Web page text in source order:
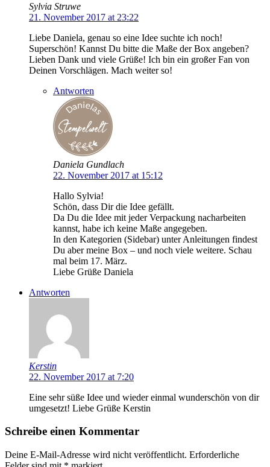
Sylvia Struwe
21. November 2017 at 23:22
Liebe Daniela, genau so eine Idee suchte ich noch!
Superschön! Kannst Du bitte die Maße der Box angeben?
Lieben Dank und viele Grüße! Ich bin ein großer Fan von
Deinen Vorschlägen. Mach weiter so!
Antworten
Daniela Gundlach
22. November 2017 at 15:12
Hallo Sylvia!
Schön, dass Dir die Idee gefällt.
Da Du die Idee mit jeder Verpackung nacharbeiten
kannst, habe ich keine Maße angegeben.
In den Kategorien (Sidebar) unter Anleitungen findest
Du aber meine Box – und noch viele weitere. Schau
mal beim 17. März.
Liebe Grüße Daniela
Antworten
Kerstin
22. November 2017 at 7:20
Eine sehr süße Idee und wieder einmal wunderschön von dir
umgesetzt! Liebe Grüße Kerstin
Schreibe einen Kommentar
Deine E-Mail-Adresse wird nicht veröffentlicht. Erforderliche